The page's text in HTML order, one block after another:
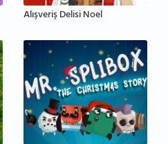
Alışveriş Delisi Noel